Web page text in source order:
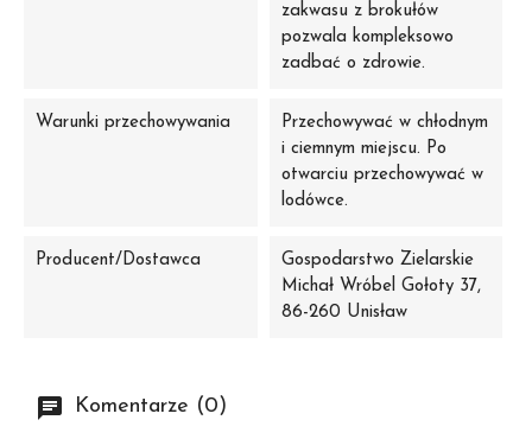
zakwasu z brokułów
pozwala kompleksowo
zadbać o zdrowie.
Warunki przechowywania
Przechowywać w chłodnym
i ciemnym miejscu. Po
otwarciu przechowywać w
lodówce.
Producent/Dostawca
Gospodarstwo Zielarskie
Michał Wróbel Gołoty 37,
86-260 Unisław
Komentarze (0)